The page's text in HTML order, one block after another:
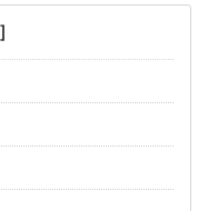
］